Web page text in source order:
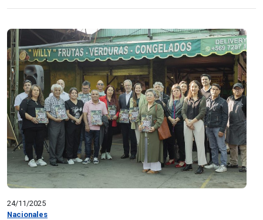
24/11/2025
Nacionales